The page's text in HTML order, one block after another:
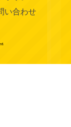
い合わせ